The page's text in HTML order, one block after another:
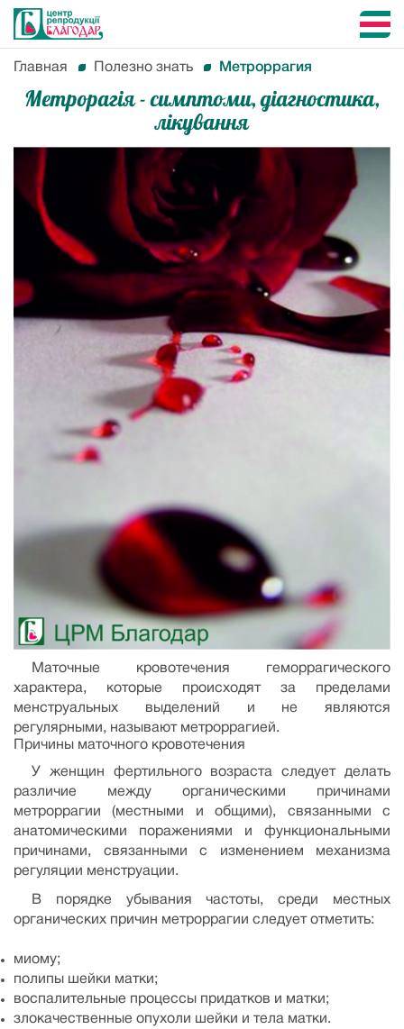
Главная Полезно знать Метроррагия
Метрорагія - симптоми, діагностика,
лікування
Маточные кровотечения геморрагического
характера, которые происходят за пределами
менструальных выделений и не являются
регулярными, называют метроррагией.
Причины маточного кровотечения
У женщин фертильного возраста следует делать
различие между органическими причинами
метроррагии (местными и общими), связанными с
анатомическими поражениями и функциональными
причинами, связанными с изменением механизма
регуляции менструации.
В порядке убывания частоты, среди местных
органических причин метроррагии следует отметить:
миому;
полипы шейки матки;
воспалительные процессы придатков и матки;
злокачественные опухоли шейки и тела матки.